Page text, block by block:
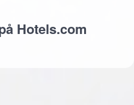
Hotels.com